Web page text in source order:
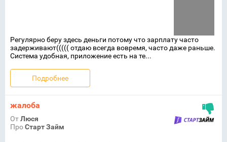
Регулярно беру здесь деньги потому что зарплату часто
задерживают((((( отдаю всегда вовремя, часто даже раньше.
Система удобная, приложение есть на те...
Подробнее
жалоба
ОтЛюся
ПроСтарт Займ